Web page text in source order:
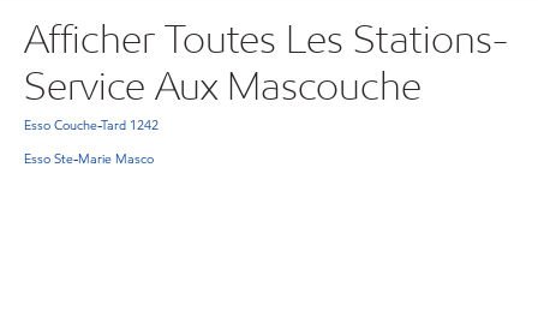
Afficher Toutes Les Stations-
Service Aux Mascouche
Esso Couche-Tard 1242
Esso Ste-Marie Masco